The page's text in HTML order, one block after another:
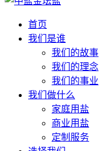
首页
我们是谁
我们的故事
我们的理念
我们的事业
我们做什么
家庭用盐
商业用盐
定制服务